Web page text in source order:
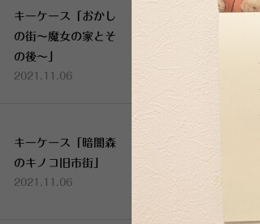
キーケース「おかし
の街～魔女の家とそ
の後～」
2021.11.06
キーケース「暗闇森
のキノコ旧市街」
2021.11.06